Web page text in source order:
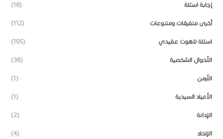
إجابة اسئلة (18)
أخرى متفرقات ومتنوعات (112)
اسئلة لاهوت عقيدي (105)
الأحوال الشخصية (36)
الأرمن (1)
الأعياد السيدية (1)
الإدانة (2)
الإلحاد (4)